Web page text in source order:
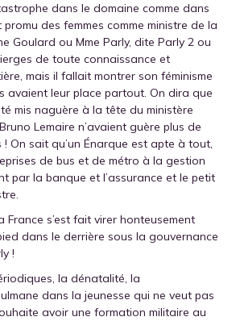
dans le domaine comme dans
des femmes comme ministre de la
Goulard ou Mme Parly, dite Parly 2 ou
de toute connaissance et
mais il fallait montrer son féminisme
avaient leur place partout. On dira que
mis naguère à la tête du ministère
Lemaire n’avaient guère plus de
On sait qu’un Énarque est apte à tout,
de bus et de métro à la gestion
par la banque et l’assurance et le petit
France s’est fait virer honteusement
dans le derrière sous la gouvernance
!
la dénatalité, la
dans la jeunesse qui ne veut pas
avoir une formation militaire au